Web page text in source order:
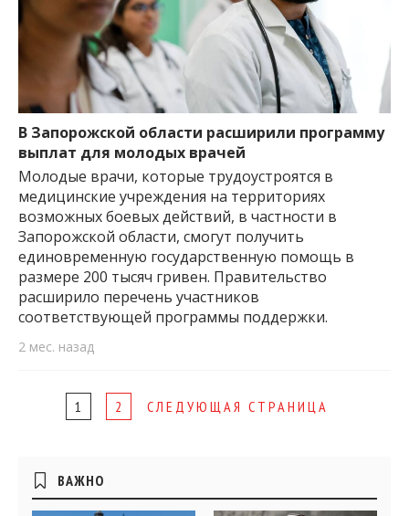
В Запорожской области расширили программу
выплат для молодых врачей
Молодые врачи, которые трудоустроятся в
медицинские учреждения на территориях
возможных боевых действий, в частности в
Запорожской области, смогут получить
единовременную государственную помощь в
размере 200 тысяч гривен. Правительство
расширило перечень участников
соответствующей программы поддержки.
2 мес. назад
1 2 СЛЕДУЮЩАЯ СТРАНИЦА
Боковые
виджеты
ВАЖНО